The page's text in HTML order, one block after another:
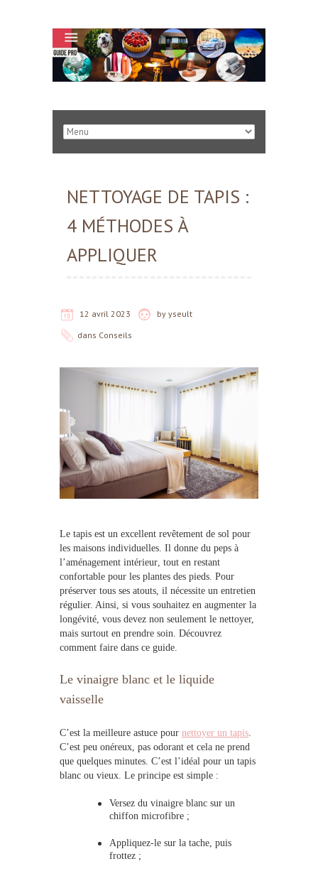
NETTOYAGE DE TAPIS :
4 MÉTHODES À
APPLIQUER
12 avril 2023 by yseult
dans Conseils
Le tapis est un excellent revêtement de sol pour
les maisons individuelles. Il donne du peps à
l’aménagement intérieur , tout en restant
confortable pour les plantes des pieds. Pour
préserver tous ses atouts , il nécessite un entretien
régulier. Ainsi, si vous souhaitez en augmenter la
longévité, vous devez non seulement le nettoyer,
mais surtout en prendre soin. Découvrez
comment faire dans ce guide.
Le vinaigre blanc et le liquide
vaisselle
C’est la meilleure astuce pour nettoyer un tapis
C’est peu onéreux, pas odorant et cela ne prend
que quelques minutes. C’est l’idéal pour un tapis
blanc ou vieux. Le principe est simple :
Versez du vinaigre blanc sur un
chiffon microfibre ;
Appliquez-le sur la tache, puis
frottez ;